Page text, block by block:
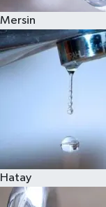
Mersin
Hatay